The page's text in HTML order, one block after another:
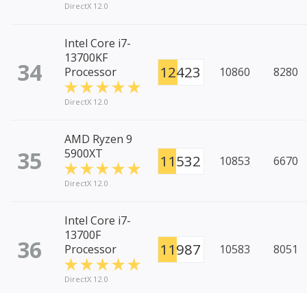
DirectX 12.0
34
Intel Core i7-
13700KF
Processor
DirectX 12.0
12423 10860 8280
35
AMD Ryzen 9
5900XT
DirectX 12.0
11532 10853 6670
36
Intel Core i7-
13700F
Processor
DirectX 12.0
11987 10583 8051